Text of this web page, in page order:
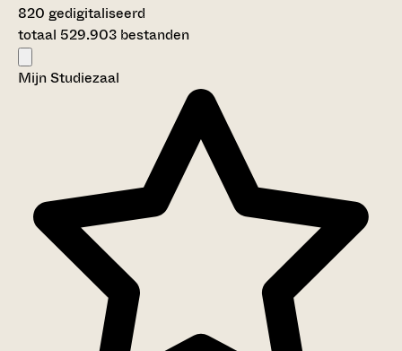
820 gedigitaliseerd
totaal 529.903 bestanden
Mijn Studiezaal